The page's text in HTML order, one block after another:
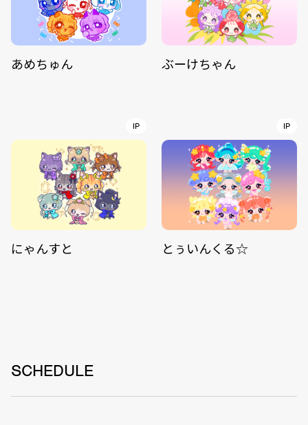
あめちゅん ぶーけちゃん
IP
にゃんすと
IP
とぅいんくる☆
SCHEDULE